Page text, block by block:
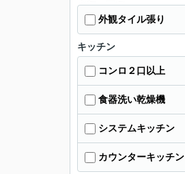
外観タイル張り
キッチン
コンロ２口以上
食器洗い乾燥機
システムキッチン
カウンターキッチン